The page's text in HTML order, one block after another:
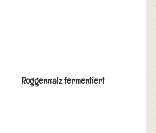
Roggenmalz fermentiert